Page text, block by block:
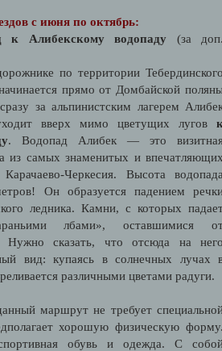
с июня по октябрь:
к Алибекскому водопаду (за
по территории
прямо от Домбайской
за альпинистским лагерем
вверх мимо цветущих лугов
. Водопад Алибек — это
из самых знаменитых и
Черкесия. Высота
Он образуется падением
ледника. Камни, с которых
лбами», оставшимися
Нужно сказать, что отсюда на
вид: купаясь в солнечных лучах
различными цветами радуги.
маршрут не требует
хорошую физическую
обувь и одежда. С